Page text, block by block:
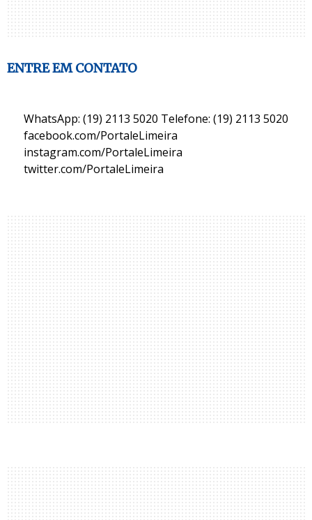
ENTRE EM CONTATO
WhatsApp: (19) 2113 5020 Telefone: (19) 2113 5020
facebook.com/PortaleLimeira
instagram.com/PortaleLimeira
twitter.com/PortaleLimeira